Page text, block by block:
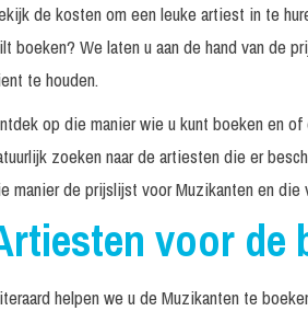
D-Licious Christmas 3
Dickens Duet In
DJ en SAX Show
Donald on Sax
de kosten om een leuke artiest in te
boeken? We laten u aan de hand van de
te houden.
op die manier wie u kunt boeken en
zoeken naar de artiesten die er
manier de prijslijst voor Muzikanten en
voor de
helpen we u de Muzikanten te